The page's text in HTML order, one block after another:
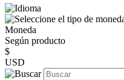
Moneda
Según producto
$
USD